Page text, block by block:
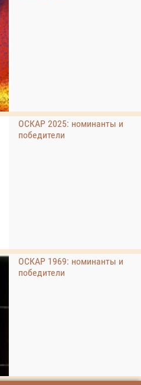
ОСКАР 2025: номинанты и
победители
ОСКАР 1969: номинанты и
победители